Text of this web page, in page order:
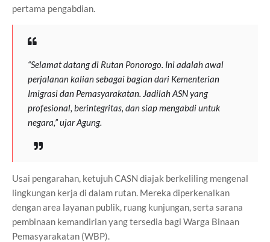
pertama pengabdian.
“Selamat datang di Rutan Ponorogo. Ini adalah awal
perjalanan kalian sebagai bagian dari Kementerian
Imigrasi dan Pemasyarakatan. Jadilah ASN yang
profesional, berintegritas, dan siap mengabdi untuk
negara,” ujar Agung.
Usai pengarahan, ketujuh CASN diajak berkeliling mengenal
lingkungan kerja di dalam rutan. Mereka diperkenalkan
dengan area layanan publik, ruang kunjungan, serta sarana
pembinaan kemandirian yang tersedia bagi Warga Binaan
Pemasyarakatan (WBP).